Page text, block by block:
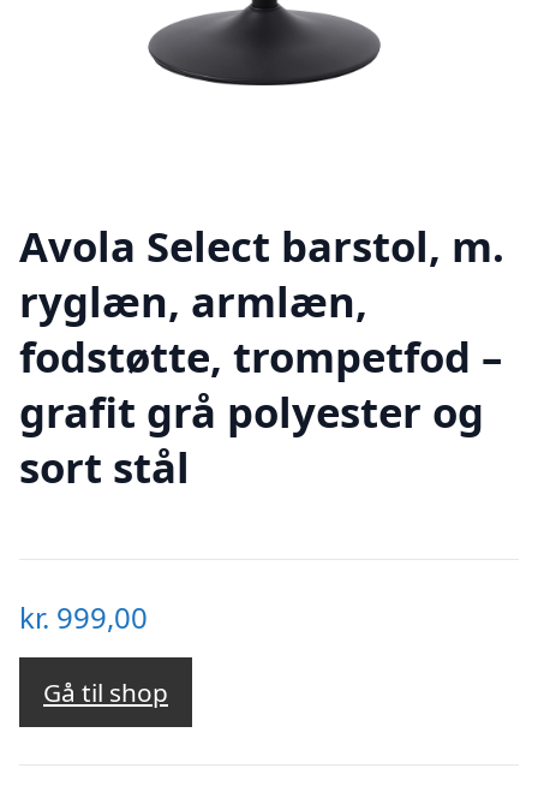
Avola Select barstol, m.
ryglæn, armlæn,
fodstøtte, trompetfod –
grafit grå polyester og
sort stål
kr. 999,00
Gå til shop